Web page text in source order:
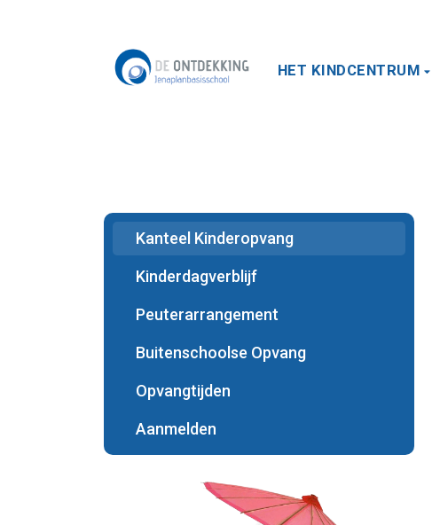
HET KINDCENTRUM
Kanteel Kinderopvang
Kinderdagverblijf
Peuterarrangement
Buitenschoolse Opvang
Opvangtijden
Aanmelden